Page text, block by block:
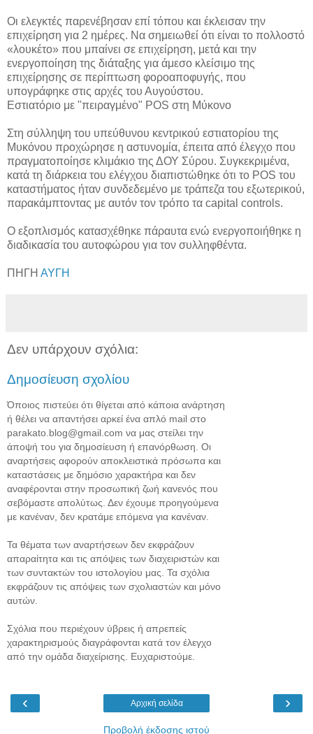
Οι ελεγκτές παρενέβησαν επί τόπου και έκλεισαν την
επιχείρηση για 2 ημέρες. Να σημειωθεί ότι είναι το πολλοστό
«λουκέτο» που μπαίνει σε επιχείρηση, μετά και την
ενεργοποίηση της διάταξης για άμεσο κλείσιμο της
επιχείρησης σε περίπτωση φοροαποφυγής, που
υπογράφηκε στις αρχές του Αυγούστου.
Εστιατόριο με "πειραγμένο" POS στη Μύκονο
Στη σύλληψη του υπεύθυνου κεντρικού εστιατορίου της
Μυκόνου προχώρησε η αστυνομία, έπειτα από έλεγχο που
πραγματοποίησε κλιμάκιο της ΔΟΥ Σύρου. Συγκεκριμένα,
κατά τη διάρκεια του ελέγχου διαπιστώθηκε ότι το POS του
καταστήματος ήταν συνδεδεμένο με τράπεζα του εξωτερικού,
παρακάμπτοντας με αυτόν τον τρόπο τα capital controls.
Ο εξοπλισμός κατασχέθηκε πάραυτα ενώ ενεργοποιήθηκε η
διαδικασία του αυτοφώρου για τον συλληφθέντα.
ΠΗΓΗ ΑΥΓΗ
Δεν υπάρχουν σχόλια:
Δημοσίευση σχολίου
Όποιος πιστεύει ότι θίγεται από κάποια ανάρτηση
ή θέλει να απαντήσει αρκεί ένα απλό mail στο
parakato.blog@gmail.com να μας στείλει την
άποψή του για δημοσίευση ή επανόρθωση. Οι
αναρτήσεις αφορούν αποκλειστικά πρόσωπα και
καταστάσεις με δημόσιο χαρακτήρα και δεν
αναφέρονται στην προσωπική ζωή κανενός που
σεβόμαστε απολύτως. Δεν έχουμε προηγούμενα
με κανέναν, δεν κρατάμε επόμενα για κανέναν.
Τα θέματα των αναρτήσεων δεν εκφράζουν
απαραίτητα και τις απόψεις των διαχειριστών και
των συντακτών του ιστολογίου μας. Τα σχόλια
εκφράζουν τις απόψεις των σχολιαστών και μόνο
αυτών.
Σχόλια που περιέχουν ύβρεις ή απρεπείς
χαρακτηρισμούς διαγράφονται κατά τον έλεγχο
από την ομάδα διαχείρισης. Ευχαριστούμε.
‹ ›
Αρχική σελίδα
Προβολή έκδοσης ιστού